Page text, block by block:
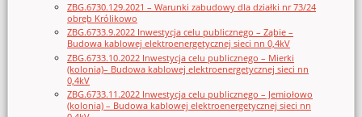
ZBG.6730.129.2021 – Warunki zabudowy dla działki nr 73/24
obręb Królikowo
ZBG.6733.9.2022 Inwestycja celu publicznego – Ząbie –
Budowa kablowej elektroenergetycznej sieci nn 0,4kV
ZBG.6733.10.2022 Inwestycja celu publicznego – Mierki
(kolonia)– Budowa kablowej elektroenergetycznej sieci nn
0,4kV
ZBG.6733.11.2022 Inwestycja celu publicznego – Jemiołowo
(kolonia) – Budowa kablowej elektroenergetycznej sieci nn